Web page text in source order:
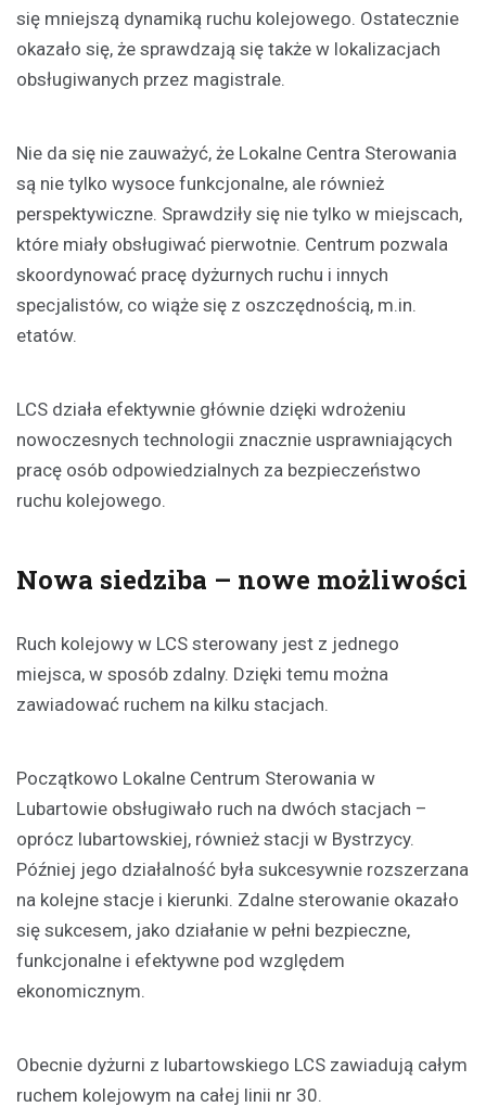
się mniejszą dynamiką ruchu kolejowego. Ostatecznie
okazało się, że sprawdzają się także w lokalizacjach
obsługiwanych przez magistrale.
Nie da się nie zauważyć, że Lokalne Centra Sterowania
są nie tylko wysoce funkcjonalne, ale również
perspektywiczne. Sprawdziły się nie tylko w miejscach,
które miały obsługiwać pierwotnie. Centrum pozwala
skoordynować pracę dyżurnych ruchu i innych
specjalistów, co wiąże się z oszczędnością, m.in.
etatów.
LCS działa efektywnie głównie dzięki wdrożeniu
nowoczesnych technologii znacznie usprawniających
pracę osób odpowiedzialnych za bezpieczeństwo
ruchu kolejowego.
Nowa siedziba – nowe możliwości
Ruch kolejowy w LCS sterowany jest z jednego
miejsca, w sposób zdalny. Dzięki temu można
zawiadować ruchem na kilku stacjach.
Początkowo Lokalne Centrum Sterowania w
Lubartowie obsługiwało ruch na dwóch stacjach –
oprócz lubartowskiej, również stacji w Bystrzycy.
Później jego działalność była sukcesywnie rozszerzana
na kolejne stacje i kierunki. Zdalne sterowanie okazało
się sukcesem, jako działanie w pełni bezpieczne,
funkcjonalne i efektywne pod względem
ekonomicznym.
Obecnie dyżurni z lubartowskiego LCS zawiadują całym
ruchem kolejowym na całej linii nr 30.